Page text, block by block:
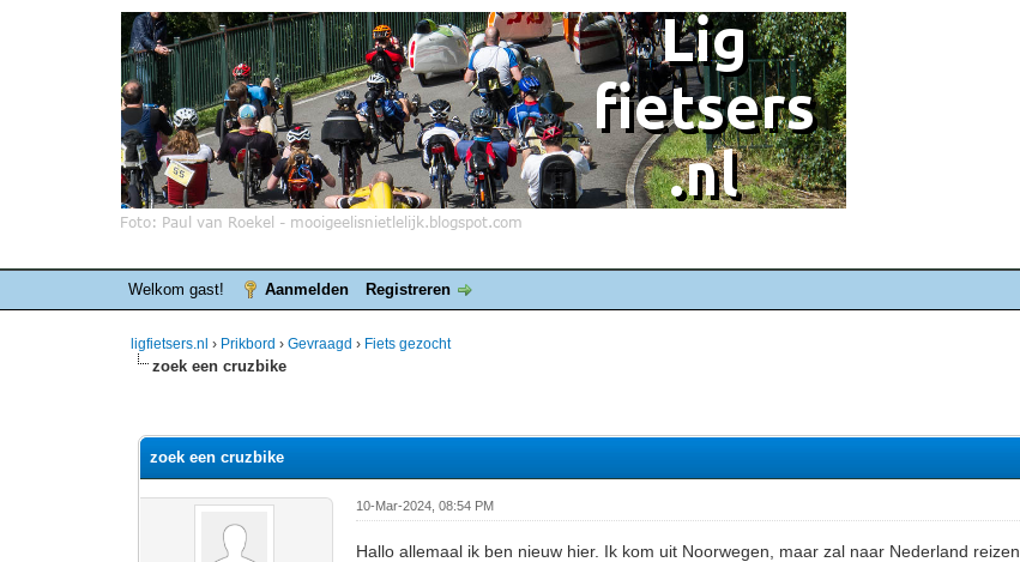
Welkom gast! Aanmelden Registreren
ligfietsers.nl › Prikbord ›Gevraagd › Fiets gezocht
zoek een cruzbike
zoek een cruzbike
10-Mar-2024, 08:54 PM
Hallo allemaal ik ben nieuw hier. Ik kom uit Noorwegen, maar zal naar Nederland reizen.